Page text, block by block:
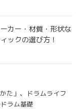
カー・材質・形状な
ックの選び方！
た」 、
ドラムライフ
ラム基礎